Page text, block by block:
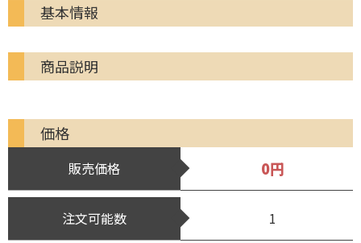
基本情報
商品説明
価格
販売価格 0円
注文可能数 1